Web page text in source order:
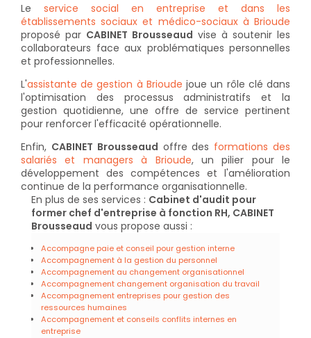
Le service social en entreprise et dans les
établissements sociaux et médico-sociaux à Brioude
proposé par CABINET Brousseaud vise à soutenir les
collaborateurs face aux problématiques personnelles
et professionnelles.
L'assistante de gestion à Brioude joue un rôle clé dans
l'optimisation des processus administratifs et la
gestion quotidienne, une offre de service pertinent
pour renforcer l'efficacité opérationnelle.
Enfin, CABINET Brousseaud offre des formations des
salariés et managers à Brioude, un pilier pour le
développement des compétences et l'amélioration
continue de la performance organisationnelle.
En plus de ses services : Cabinet d'audit pour
former chef d'entreprise à fonction RH, CABINET
Brousseaud vous propose aussi :
Accompagne paie et conseil pour gestion interne
Accompagnement à la gestion du personnel
Accompagnement au changement organisationnel
Accompagnement changement organisation du travail
Accompagnement entreprises pour gestion des
ressources humaines
Accompagnement et conseils conflits internes en
entreprise